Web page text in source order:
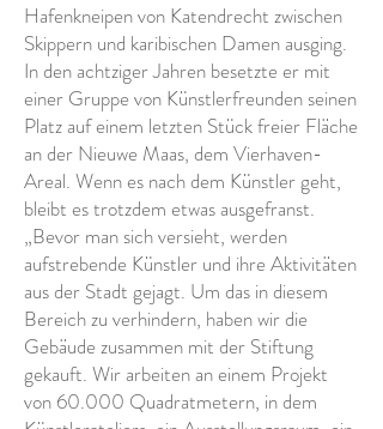
Hafenkneipen von Katendrecht zwischen
Skippern und karibischen Damen ausging.
In den achtziger Jahren besetzte er mit
einer Gruppe von Künstlerfreunden seinen
Platz auf einem letzten Stück freier Fläche
an der Nieuwe Maas, dem Vierhaven-
Areal. Wenn es nach dem Künstler geht,
bleibt es trotzdem etwas ausgefranst.
„Bevor man sich versieht, werden
aufstrebende Künstler und ihre Aktivitäten
aus der Stadt gejagt. Um das in diesem
Bereich zu verhindern, haben wir die
Gebäude zusammen mit der Stiftung
gekauft. Wir arbeiten an einem Projekt
von 60.000 Quadratmetern, in dem